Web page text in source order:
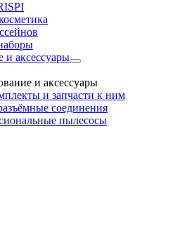
и аксессуары
и аксессуары
и запчасти к ним
соединения
пылесосы